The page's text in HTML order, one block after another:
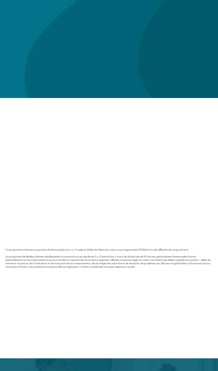
Ce programme s’adresse aux parents d’enfants présentant un Trouble du Déficit de l’Attention avec ou sans Hyperactvité (TDAH) et/ou des difficultés de comportement.
Le programme de Barkley s’adresse spécifiquement aux parents, en groupe fermé 5 a 10 personnes, à raison de dix séances de 90 minutes, généralement bimensuelles. Il porte
essentiellement sur les comportements qui sous-tendent la majorité des interactions négatives : difficulté à suivre les règles en raison notamment des déficits cognitifs sous-jacents – déficit de
l’attention soutenue, de la modulation et de l’autocontrôle du comportement, des stratégies de recherche et de résolution de problèmes, etc. Elle peut se généraliser à d’autres situations,
notamment l’école ou les activités extrascolaires. Elle est également un facteur prédictif de mauvaise adaptation sociale.